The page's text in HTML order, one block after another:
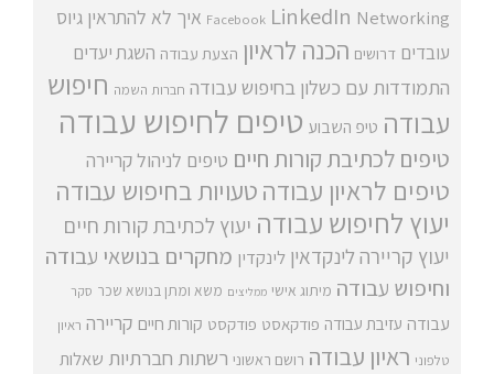
Facebook LinkedIn Networking איך לא להתראין גיוס
עובדים דרושים הכנה לראיון הצעת עבודה השגת יעדים
התמודדות עם כשלון בחיפוש עבודה חברות השמה חיפוש
עבודה טיפ השבוע טיפים לחיפוש עבודה
טיפים לכתיבת קורות חיים טיפים לניהול קריירה
טיפים לראיון עבודהטעויות בחיפוש עבודה
יעוץ לחיפוש עבודה יעוץ לכתיבת קורות חיים
יעוץ קריירה לינקדאין לינקדין מחקרים בנושאי עבודה
וחיפוש עבודה מיתוג אישי ממליצים משא ומתן בנושא שכר סקר
עבודה עזיבת עבודה פודקאסט פודקסט קורות חיים קריירה ראיון
טלפוני ראיון עבודה רושם ראשוני רשתות חברתיות שאלות